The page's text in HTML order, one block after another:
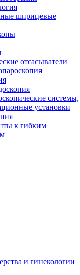
шприцевые
отсасыватели
системы,
установки
к гибким
и гинекологии